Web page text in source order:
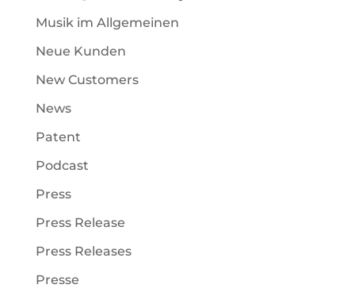
Musik im Allgemeinen
Neue Kunden
New Customers
News
Patent
Podcast
Press
Press Release
Press Releases
Presse